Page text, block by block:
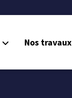
Nos travaux